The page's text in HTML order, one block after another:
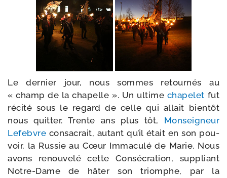
Le der­nier jour, nous sommes retour­nés au
« champ de la cha­pelle ». Un ultime cha­pe­let fut
réci­té sous le regard de celle qui allait bien­tôt
nous quit­ter. Trente ans plus tôt, Monseigneur
Lefebvre consa­crait, autant qu’il était en son pou­
voir, la Russie au Cœur Immaculé de Marie. Nous
avons renou­ve­lé cette Consécration, sup­pliant
Notre-​Dame de hâter son triomphe, par la